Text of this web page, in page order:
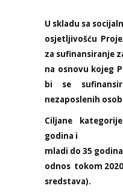
U skladu sa
osjetljivošću
za sufinansiranje
na osnovu kojeg
bi se
nezaposlenih
Ciljane kategorije
godina i
mladi do 35
odnos tokom
sredstava).